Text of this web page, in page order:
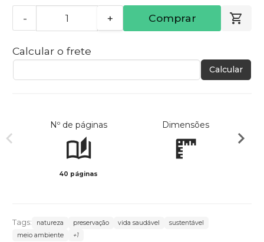
- + Comprar
Calcular o frete
Calcular
Nº de páginas
40 páginas
Dimensões
Tags: natureza preservação vida saudável
sustentável
meio ambiente
+1